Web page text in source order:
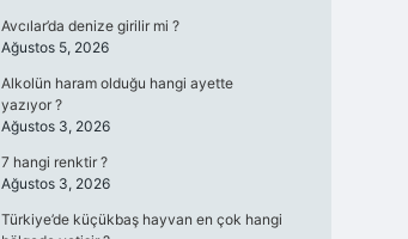
Avcılar’da denize girilir mi ?
Ağustos 5, 2026
Alkolün haram olduğu hangi ayette
yazıyor ?
Ağustos 3, 2026
7 hangi renktir ?
Ağustos 3, 2026
Türkiye’de küçükbaş hayvan en çok hangi